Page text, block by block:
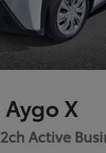
X
Active